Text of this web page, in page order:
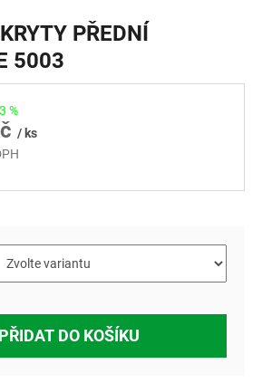
PŘEDNÍ
5003
%
/ ks
PŘIDAT DO KOŠÍKU